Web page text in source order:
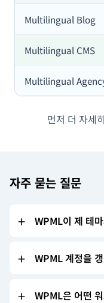
먼저 더 자세
자주 묻는 질문
WPML이 제 테
WPML 계정을
WPML은 어떤